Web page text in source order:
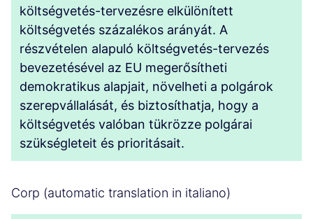
költségvetés-tervezésre elkülönített
költségvetés százalékos arányát. A
részvételen alapuló költségvetés-tervezés
bevezetésével az EU megerősítheti
demokratikus alapjait, növelheti a polgárok
szerepvállalását, és biztosíthatja, hogy a
költségvetés valóban tükrözze polgárai
szükségleteit és prioritásait.
Corp (automatic translation in italiano)